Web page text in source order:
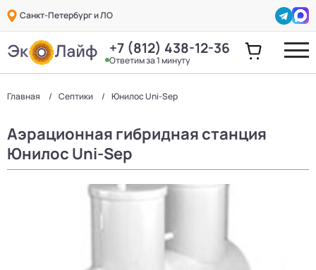
Санкт-Петербург и ЛО
+7 (812) 438-12-36
Ответим за 1 минуту
Главная Септики Юнилос Uni-Sep
Аэрационная гибридная станция
Юнилос Uni-Sep